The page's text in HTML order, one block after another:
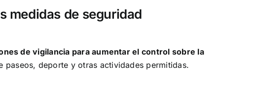
medidas de seguridad
de vigilancia para aumentar el control sobre la
paseos, deporte y otras actividades permitidas.